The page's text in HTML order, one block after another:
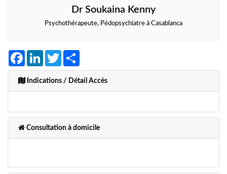
Dr Soukaina Kenny
Psychothérapeute, Pédopsychiatre à Casablanca
FacebookLinkedInTwitter
Indications / Détail Accès
Consultation à domicile